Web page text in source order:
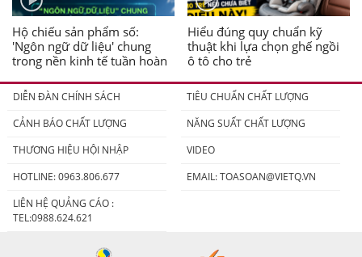
Hộ chiếu sản phẩm số:
'Ngôn ngữ dữ liệu' chung
trong nền kinh tế tuần hoàn
Hiểu đúng quy chuẩn kỹ
thuật khi lựa chọn ghế ngồi
ô tô cho trẻ
DIỄN ĐÀN CHÍNH SÁCH
TIÊU CHUẨN CHẤT LƯỢNG
CẢNH BÁO CHẤT LƯỢNG
NĂNG SUẤT CHẤT LƯỢNG
THƯƠNG HIỆU HỘI NHẬP
VIDEO
HOTLINE: 0963.806.677
EMAIL:TOASOAN@VIETQ.VN
LIÊN HỆ QUẢNG CÁO :
TEL:0988.624.621